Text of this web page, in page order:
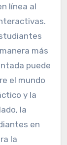
línea al
más
puede
el mundo
y la
la
en
la